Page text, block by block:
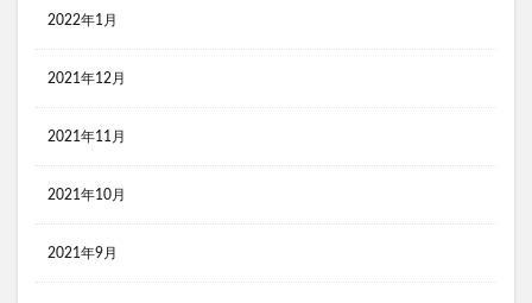
2022年1月
2021年12月
2021年11月
2021年10月
2021年9月